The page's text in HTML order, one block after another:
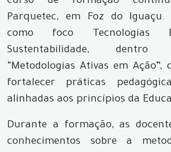
Parquetec, em Foz do
como foco Tecnologias
Sustentabilidade,
“Metodologias Ativas em Ação”,
fortalecer práticas
alinhadas aos princípios da
Durante a formação, as
conhecimentos sobre a